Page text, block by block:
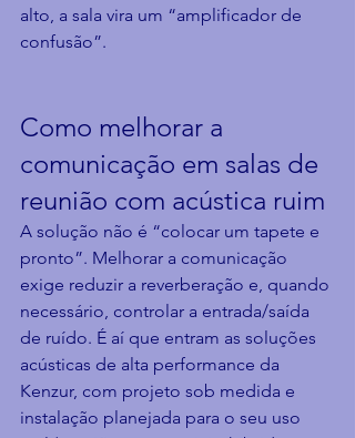
alto, a sala vira um “amplificador de
confusão”.
Como melhorar a
comunicação em salas de
reunião com acústica ruim
A solução não é “colocar um tapete e
pronto”. Melhorar a comunicação
exige reduzir a reverberação e, quando
necessário, controlar a entrada/saída
de ruído. É aí que entram as soluções
acústicas de alta performance da
Kenzur, com projeto sob medida e
instalação planejada para o seu uso